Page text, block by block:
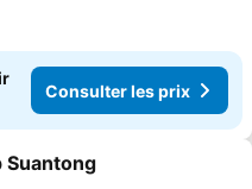
Consulter les prix
à mes favoris
Suantong